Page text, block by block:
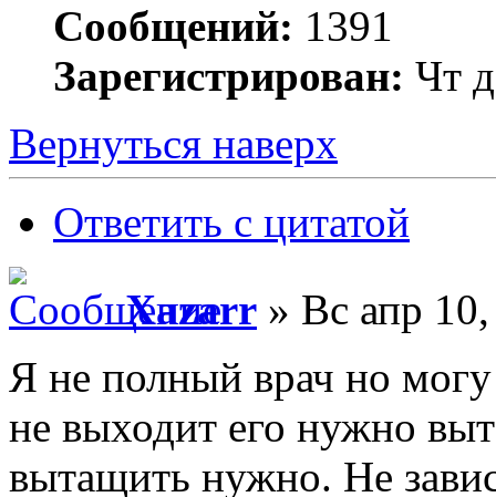
Сообщений: 1391
Зарегистрирован: Чт
Вернуться наверх
Ответить с цитатой
Xazarr » Вс апр
Я не полный врач но
не выходит его нужно
вытащить нужно. Не